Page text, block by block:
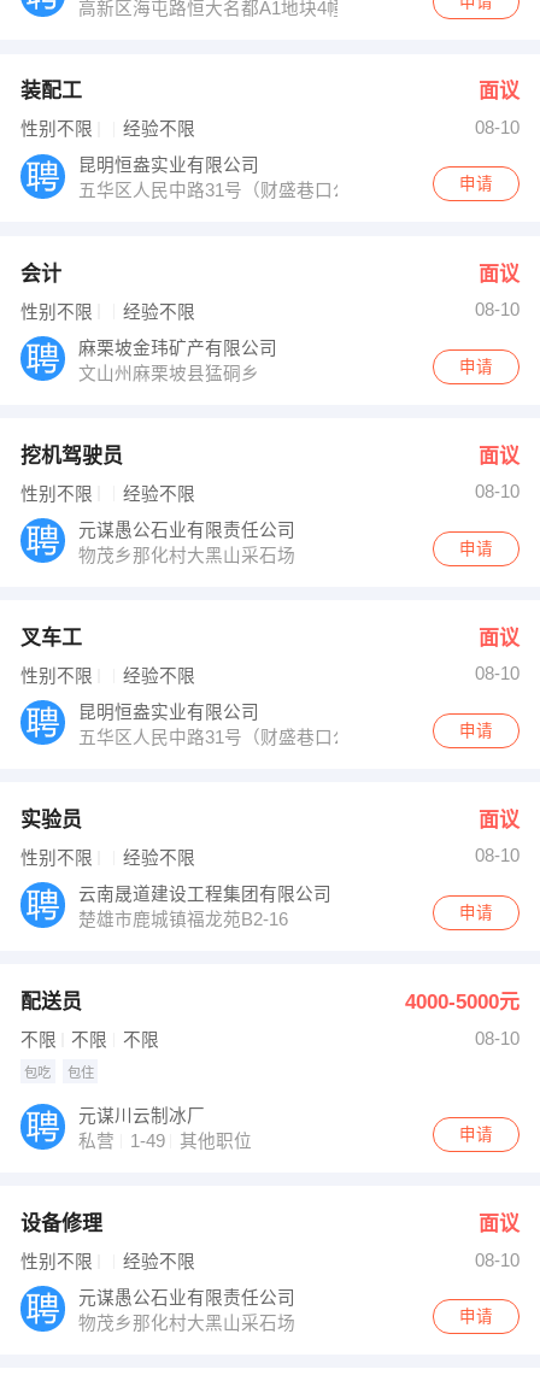
高新区海屯路恒大名都A1地块4幢3309室
装配工 面议
性别不限 经验不限
08-10
昆明恒盎实业有限公司
五华区人民中路31号（财盛巷口公交车站旁）
申请
会计 面议
性别不限 经验不限
08-10
麻栗坡金玮矿产有限公司
文山州麻栗坡县猛硐乡
申请
挖机驾驶员 面议
性别不限 经验不限
08-10
元谋愚公石业有限责任公司
物茂乡那化村大黑山采石场
申请
叉车工 面议
性别不限 经验不限
08-10
昆明恒盎实业有限公司
五华区人民中路31号（财盛巷口公交车站旁）
申请
实验员 面议
性别不限 经验不限
08-10
云南晟道建设工程集团有限公司
楚雄市鹿城镇福龙苑B2-16
申请
配送员 4000-5000元
不限 不限 不限 08-10
包吃 包住
元谋川云制冰厂
私营
1-49 其他职位 申请
设备修理 面议
性别不限 经验不限
08-10
元谋愚公石业有限责任公司
物茂乡那化村大黑山采石场
申请